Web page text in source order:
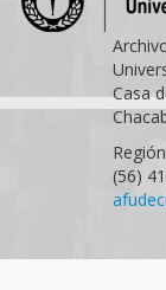
Casa
(56)